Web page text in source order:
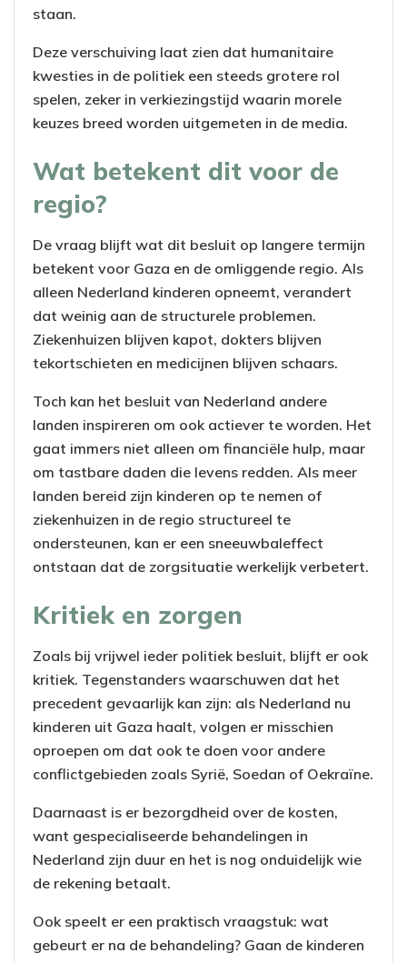
staan.
Deze verschuiving laat zien dat humanitaire
kwesties in de politiek een steeds grotere rol
spelen, zeker in verkiezingstijd waarin morele
keuzes breed worden uitgemeten in de media.
Wat betekent dit voor de
regio?
De vraag blijft wat dit besluit op langere termijn
betekent voor Gaza en de omliggende regio. Als
alleen Nederland kinderen opneemt, verandert
dat weinig aan de structurele problemen.
Ziekenhuizen blijven kapot, dokters blijven
tekortschieten en medicijnen blijven schaars.
Toch kan het besluit van Nederland andere
landen inspireren om ook actiever te worden. Het
gaat immers niet alleen om financiële hulp, maar
om tastbare daden die levens redden. Als meer
landen bereid zijn kinderen op te nemen of
ziekenhuizen in de regio structureel te
ondersteunen, kan er een sneeuwbaleffect
ontstaan dat de zorgsituatie werkelijk verbetert.
Kritiek en zorgen
Zoals bij vrijwel ieder politiek besluit, blijft er ook
kritiek. Tegenstanders waarschuwen dat het
precedent gevaarlijk kan zijn: als Nederland nu
kinderen uit Gaza haalt, volgen er misschien
oproepen om dat ook te doen voor andere
conflictgebieden zoals Syrië, Soedan of Oekraïne.
Daarnaast is er bezorgdheid over de kosten,
want gespecialiseerde behandelingen in
Nederland zijn duur en het is nog onduidelijk wie
de rekening betaalt.
Ook speelt er een praktisch vraagstuk: wat
gebeurt er na de behandeling? Gaan de kinderen